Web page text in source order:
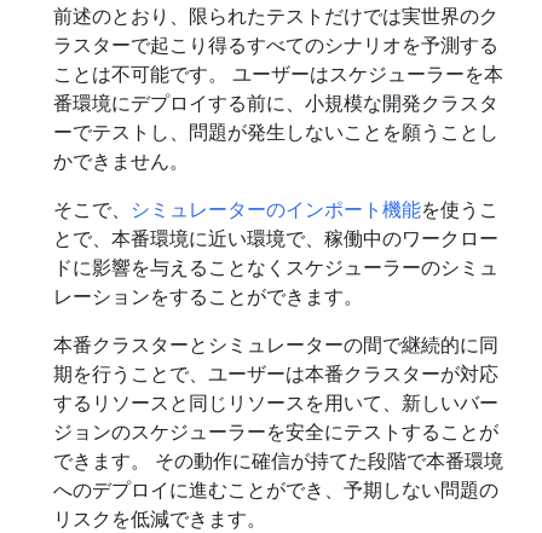
前述のとおり、限られたテストだけでは実世界のク
ラスターで起こり得るすべてのシナリオを予測する
ことは不可能です。 ユーザーはスケジューラーを本
番環境にデプロイする前に、小規模な開発クラスタ
ーでテストし、問題が発生しないことを願うことし
かできません。
そこで、 シミュレーターのインポート機能を使うこ
とで、本番環境に近い環境で、稼働中のワークロー
ドに影響を与えることなくスケジューラーのシミュ
レーションをすることができます。
本番クラスターとシミュレーターの間で継続的に同
期を行うことで、ユーザーは本番クラスターが対応
するリソースと同じリソースを用いて、新しいバー
ジョンのスケジューラーを安全にテストすることが
できます。 その動作に確信が持てた段階で本番環境
へのデプロイに進むことができ、予期しない問題の
リスクを低減できます。